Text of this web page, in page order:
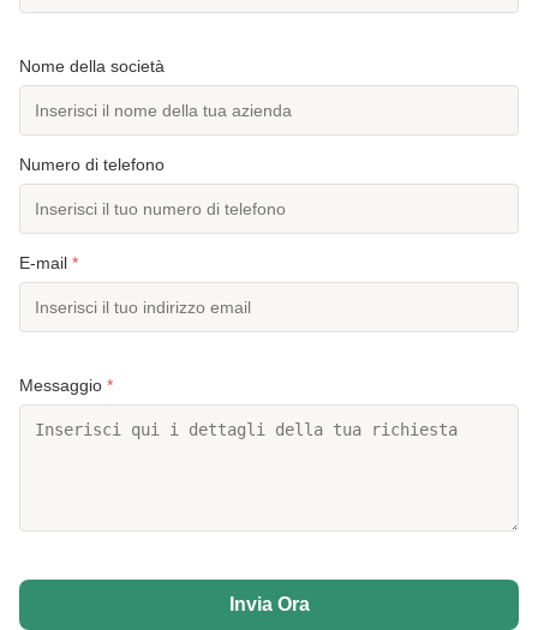
Nome della società
Numero di telefono
E-mail *
Messaggio *
Invia Ora